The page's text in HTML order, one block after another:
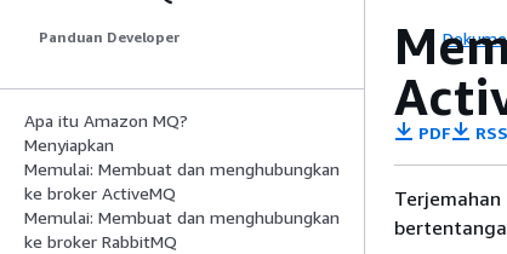
Panduan Developer
Apa itu Amazon MQ?
Menyiapkan
Memulai: Membuat dan menghubungkan
ke broker ActiveMQ
Memulai: Membuat dan menghubungkan
ke broker RabbitMQ
PDF RSS